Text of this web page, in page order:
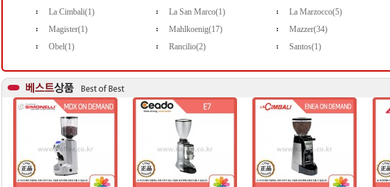
La Cimbali(1)
La San Marco(1) La Marzocco(5)
Magister(1)
Mahlkoenig(17) Mazzer(34)
Obel(1)
Rancilio(2) Santos(1)